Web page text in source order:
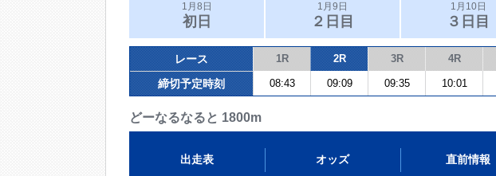
1月8日
初日
1月9日
２日目
1月10日
３日目
レース 1R 2R 3R 4R
締切予定時刻 08:43 09:09 09:35 10:01
どーなるなると 1800m
出走表 オッズ 直前情報